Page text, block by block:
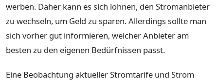
werben. Daher kann es sich lohnen, den Stromanbieter
zu wechseln, um Geld zu sparen. Allerdings sollte man
sich vorher gut informieren, welcher Anbieter am
besten zu den eigenen Bedürfnissen passt.
Eine Beobachtung aktueller Stromtarife und Strom